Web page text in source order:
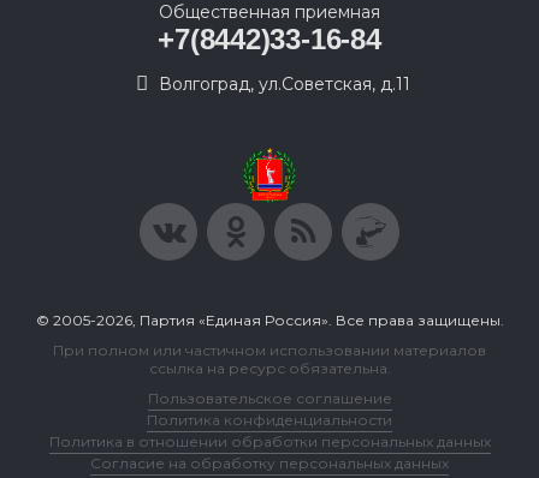
Общественная приемная
+7(8442)33-16-84
Волгоград, ул.Советская, д.11
© 2005-2026, Партия «Единая Россия». Все права защищены.
При полном или частичном использовании материалов
ссылка на ресурс обязательна.
Пользовательское соглашение
Политика конфиденциальности
Политика в отношении обработки персональных данных
Согласие на обработку персональных данных